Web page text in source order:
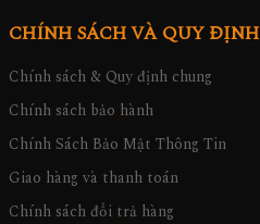
CHÍNH SÁCH VÀ QUY ĐỊNH
Chính sách & Quy định chung
Chính sách bảo hành
Chính Sách Bảo Mật Thông Tin
Giao hàng và thanh toán
Chính sách đổi trả hàng